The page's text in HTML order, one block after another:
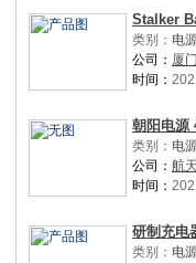
Stalker
类别： 电
公司： 厦
时间：
朝阳电源
类别： 电
公司： 航
时间：
研制充电
类别： 电